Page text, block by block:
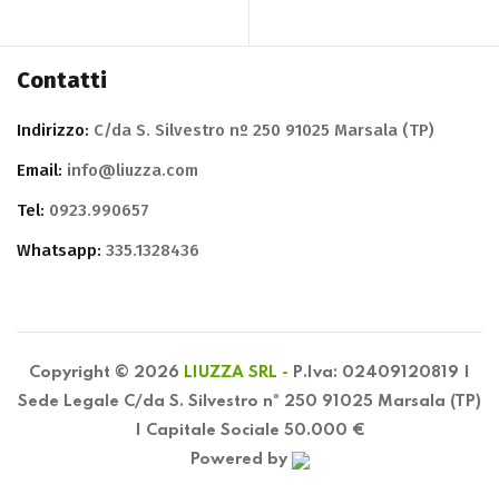
Contatti
Indirizzo: C/da S. Silvestro nº 250 91025 Marsala (TP)
Email: info@liuzza.com
Tel: 0923.990657
Whatsapp: 335.1328436
Copyright © 2026 LIUZZA SRL - P.Iva: 02409120819 |
Sede Legale C/da S. Silvestro nº 250 91025 Marsala (TP)
| Capitale Sociale 50.000 €
Powered by